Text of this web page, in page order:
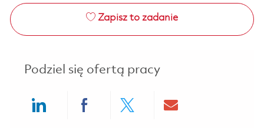
Zapisz to zadanie
Podziel się ofertą pracy